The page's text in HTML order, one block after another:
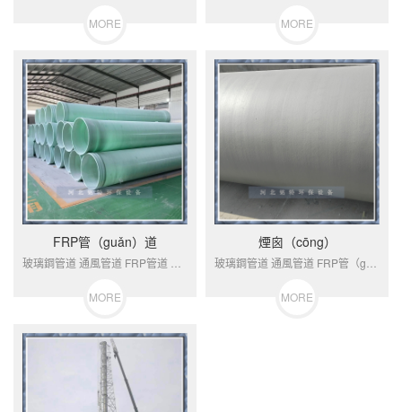
MORE MORE
FRP管（guǎn）道
MORE
煙囪（cōng）
MORE